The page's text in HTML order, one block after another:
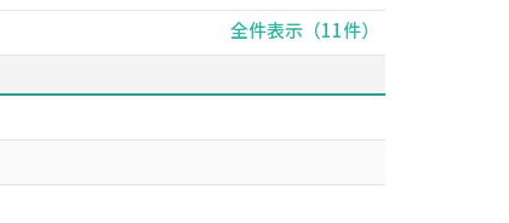
全件表示（11件）